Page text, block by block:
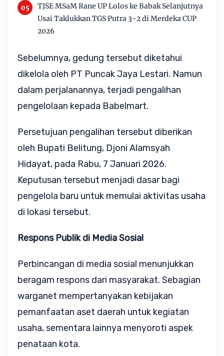
TJSE MSaM Rane UP Lolos ke Babak Selanjutnya
Usai Taklukkan TGS Putra 3-2 di Merdeka CUP
2026
Sebelumnya, gedung tersebut diketahui
dikelola oleh PT Puncak Jaya Lestari. Namun
dalam perjalanannya, terjadi pengalihan
pengelolaan kepada Babelmart.
Persetujuan pengalihan tersebut diberikan
oleh Bupati Belitung, Djoni Alamsyah
Hidayat, pada Rabu, 7 Januari 2026.
Keputusan tersebut menjadi dasar bagi
pengelola baru untuk memulai aktivitas usaha
di lokasi tersebut.
Respons Publik di Media Sosial
Perbincangan di media sosial menunjukkan
beragam respons dari masyarakat. Sebagian
warganet mempertanyakan kebijakan
pemanfaatan aset daerah untuk kegiatan
usaha, sementara lainnya menyoroti aspek
penataan kota.